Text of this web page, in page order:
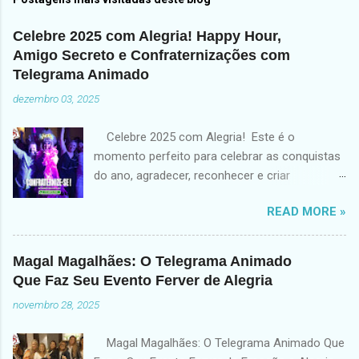
Celebre 2025 com Alegria! Happy Hour,
Amigo Secreto e Confraternizações com
Telegrama Animado
dezembro 03, 2025
Celebre 2025 com Alegria! Este é o
momento perfeito para celebrar as conquistas
do ano, agradecer, reconhecer e criar
Confraternização , uma equipe organizando o
Amigo Secreto , ou um grupo de amigos
querendo finalizar 2025 com alegria, o
Telegrama Animado é a escolha ideal para
surpreender. Transforme seu evento —
Interativo que mistura humor, emoção e muita
READ MORE »
Magal Magalhães: O Telegrama Animado
Que Faz Seu Evento Ferver de Alegria
novembro 28, 2025
Magal Magalhães: O Telegrama Animado Que